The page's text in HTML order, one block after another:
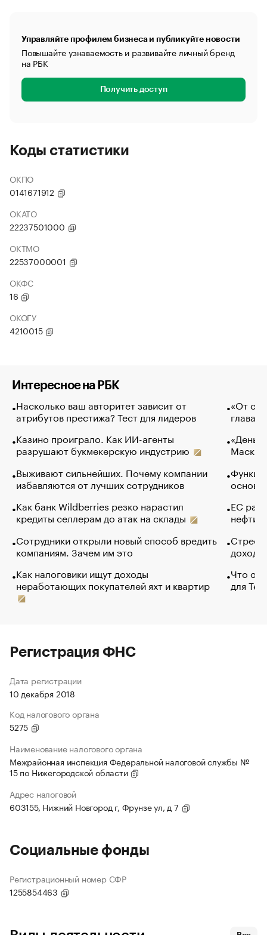
Управляйте профилем бизнеса и публикуйте новости
Повышайте узнаваемость и развивайте личный бренд
на РБК
Получить доступ
Коды статистики
ОКПО
0141671912
ОКАТО
22237501000
ОКТМО
22537000001
ОКФС
16
ОКОГУ
4210015
Интересное на РБК
Насколько ваш авторитет зависит от
атрибутов престижа? Тест для лидеров
Казино проиграло. Как ИИ-агенты
разрушают букмекерскую индустрию
Выживают сильнейших. Почему компании
избавляются от лучших сотрудников
Как банк Wildberries резко нарастил
кредиты селлерам до атак на склады
Сотрудники открыли новый способ вредить
компаниям. Зачем им это
Как налоговики ищут доходы
неработающих покупателей яхт и квартир
«От
глава
Маск в
основ
ЕС
нефти
Что
для
Регистрация ФНС
Дата регистрации
10 декабря 2018
Код налогового органа
5275
Наименование налогового органа
Межрайонная инспекция Федеральной налоговой службы №
15 по Нижегородской области
Адрес налоговой
603155, Нижний Новгород г, Фрунзе ул, д 7
Социальные фонды
Регистрационный номер СФР
1255854463